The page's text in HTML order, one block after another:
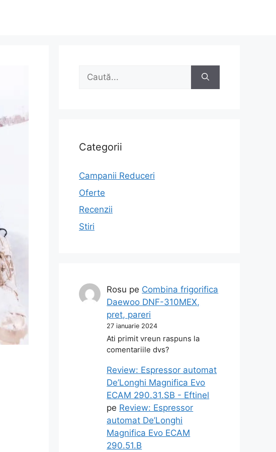
Caută
Categorii
Campanii Reduceri
Oferte
Recenzii
Stiri
Rosu pe Combina frigorifica
Daewoo DNF-310MEX,
pret, pareri
27 ianuarie 2024
Ati primit vreun raspuns la
comentariile dvs?
Review: Espressor automat
De’Longhi Magnifica Evo
ECAM 290.31.SB - Eftinel
pe Review: Espressor
automat De’Longhi
Magnifica Evo ECAM
290.51.B